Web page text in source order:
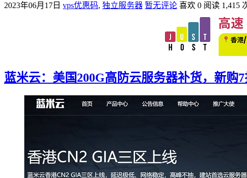
2023年06月17日 vps优惠码, 独立服务器 暂无评论 喜欢 0 阅读 1,415
蓝米云：美国200G高防云服务器补货，新购